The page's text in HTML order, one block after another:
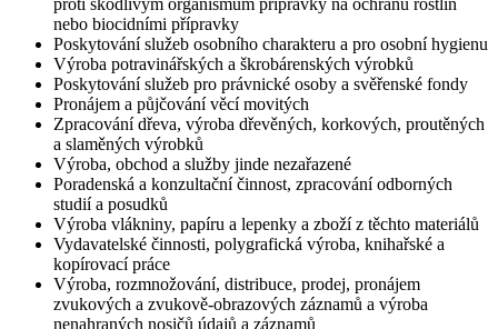
proti škodlivým organismům přípravky na ochranu rostlin
nebo biocidními přípravky
Poskytování služeb osobního charakteru a pro osobní hygienu
Výroba potravinářských a škrobárenských výrobků
Poskytování služeb pro právnické osoby a svěřenské fondy
Pronájem a půjčování věcí movitých
Zpracování dřeva, výroba dřevěných, korkových, proutěných
a slaměných výrobků
Výroba, obchod a služby jinde nezařazené
Poradenská a konzultační činnost, zpracování odborných
studií a posudků
Výroba vlákniny, papíru a lepenky a zboží z těchto materiálů
Vydavatelské činnosti, polygrafická výroba, knihařské a
kopírovací práce
Výroba, rozmnožování, distribuce, prodej, pronájem
zvukových a zvukově-obrazových záznamů a výroba
nenahraných nosičů údajů a záznamů